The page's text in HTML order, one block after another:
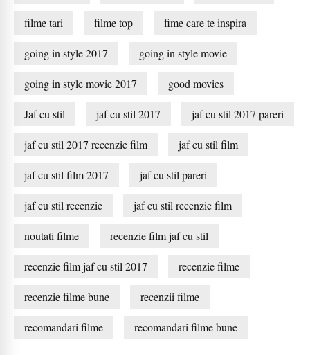
filme tari filme top fime care te inspira
going in style 2017 going in style movie
going in style movie 2017 good movies
Jaf cu stil jaf cu stil 2017 jaf cu stil 2017 pareri
jaf cu stil 2017 recenzie film jaf cu stil film
jaf cu stil film 2017 jaf cu stil pareri
jaf cu stil recenzie jaf cu stil recenzie film
noutati filme recenzie film jaf cu stil
recenzie film jaf cu stil 2017 recenzie filme
recenzie filme bune recenzii filme
recomandari filme recomandari filme bune